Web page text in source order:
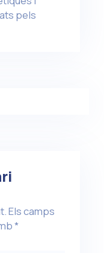
pels
Els camps
*